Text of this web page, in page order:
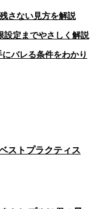
さない見方を解説
定までやさしく解説
バレる条件をわかり
ストプラクティス